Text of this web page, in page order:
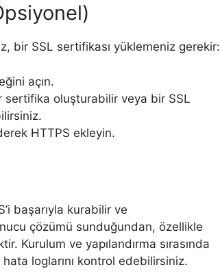
bir SSL sertifikası yüklemeniz gerekir:
açın.
sertifika oluşturabilir veya bir SSL
HTTPS ekleyin.
başarıyla kurabilir ve
çözümü sunduğundan, özellikle
Kurulum ve yapılandırma sırasında
loglarını kontrol edebilirsiniz.